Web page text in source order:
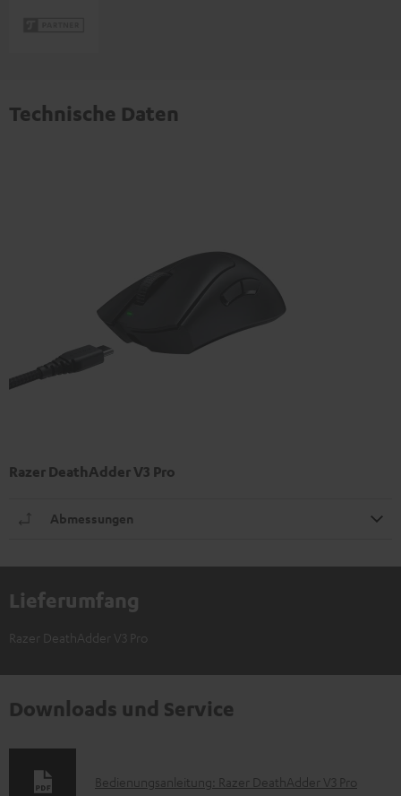
Technische Daten
Razer DeathAdder V3 Pro
Abmessungen
Lieferumfang
Razer DeathAdder V3 Pro
Downloads und Service
D
Bedienungsanleitung: Razer DeathAdder V3 Pro